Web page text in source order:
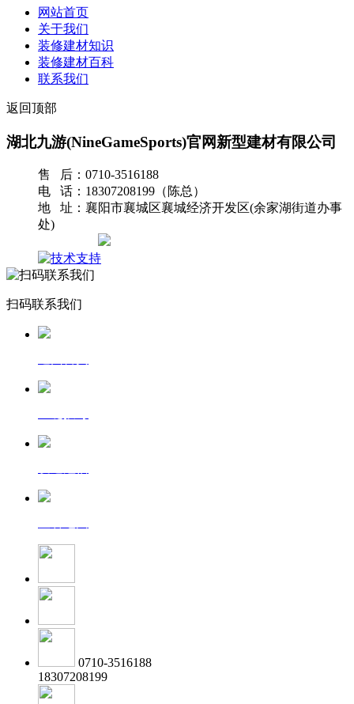
网站首页
关于我们
装修建材知识
装修建材百科
联系我们
返回顶部
湖北九游(NineGameSports)官网新型建材有限公司
售 后：0710-3516188
电 话：18307208199（陈总）
地 址：襄阳市襄城区襄城经济开发区(余家湖街道办事
处)
扫码联系我们
0710-3516188
18307208199